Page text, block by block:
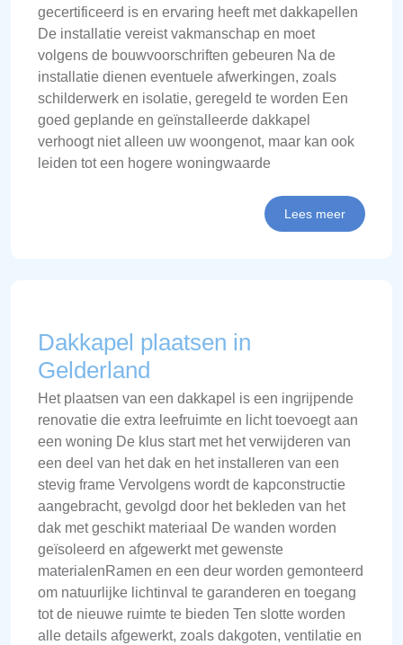
gecertificeerd is en ervaring heeft met dakkapellen
De installatie vereist vakmanschap en moet
volgens de bouwvoorschriften gebeuren Na de
installatie dienen eventuele afwerkingen, zoals
schilderwerk en isolatie, geregeld te worden Een
goed geplande en geïnstalleerde dakkapel
verhoogt niet alleen uw woongenot, maar kan ook
leiden tot een hogere woningwaarde
Lees meer
Dakkapel plaatsen in
Gelderland
Het plaatsen van een dakkapel is een ingrijpende
renovatie die extra leefruimte en licht toevoegt aan
een woning De klus start met het verwijderen van
een deel van het dak en het installeren van een
stevig frame Vervolgens wordt de kapconstructie
aangebracht, gevolgd door het bekleden van het
dak met geschikt materiaal De wanden worden
geïsoleerd en afgewerkt met gewenste
materialenRamen en een deur worden gemonteerd
om natuurlijke lichtinval te garanderen en toegang
tot de nieuwe ruimte te bieden Ten slotte worden
alle details afgewerkt, zoals dakgoten, ventilatie en